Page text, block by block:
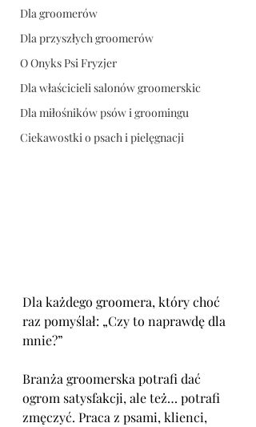
Dla groomerów
Dla przyszłych groomerów
O Onyks Psi Fryzjer
Dla właścicieli salonów groomerskic
Dla miłośników psów i groomingu
Ciekawostki o psach i pielęgnacji
Dla każdego groomera, który choć
raz pomyślał: „Czy to naprawdę dla
mnie?”
Branża groomerska potrafi dać
ogrom satysfakcji, ale też… potrafi
zmęczyć. Praca z psami, klienci,